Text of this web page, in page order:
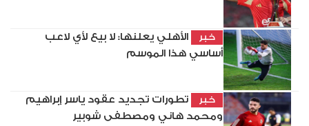
خبر
الأهلي يعلنها: لا بيع لأي لاعب
أساسي هذا الموسم
خبر
تطورات تجديد عقود ياسر إبراهيم
ومحمد هاني ومصطفى شوبير